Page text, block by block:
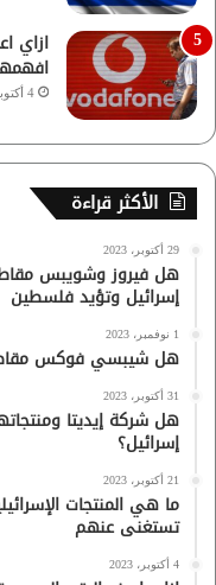
ازاي
4 أكتوبر، 2023
الأكثر قراءة
29 أكتوبر، 2023
هل فيروز وشويبس
إسرائيل وتؤيد فلسطين
1 نوفمبر، 2023
هل شيبسي فوكس
31 أكتوبر، 2023
هل شركة إيديتا
إسرائيل؟
21 أكتوبر، 2023
تستغنى عنهم
4 أكتوبر، 2023